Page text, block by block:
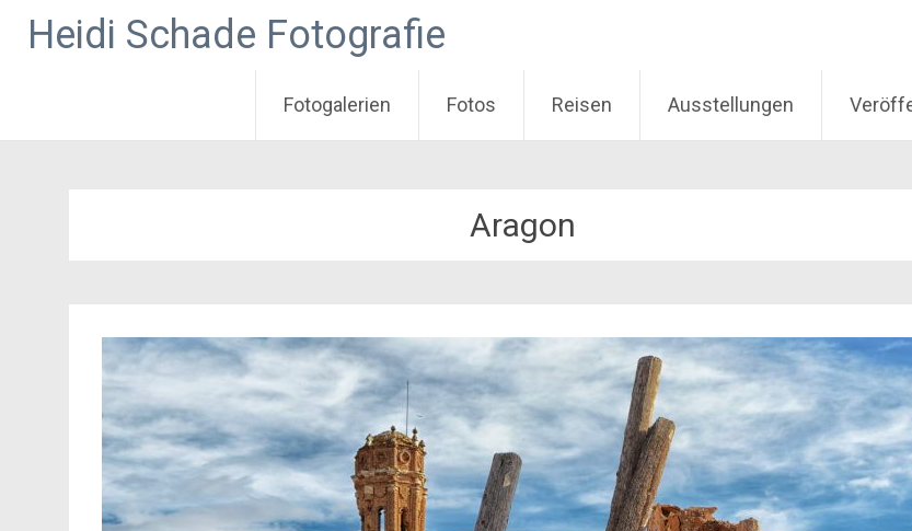
Heidi Schade Fotografie
Fotogalerien Fotos Reisen Ausstellungen
Aragon